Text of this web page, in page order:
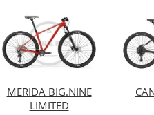
MERIDA BIG.NINE
LIMITED